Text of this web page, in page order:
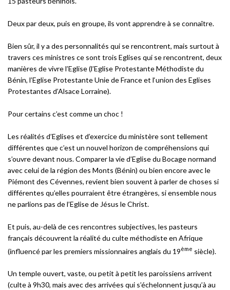
Deux par deux, puis en groupe, ils vont apprendre à se connaître.
Bien sûr, il y a des personnalités qui se rencontrent, mais surtout à
travers ces ministres ce sont trois Eglises qui se rencontrent, deux
manières de vivre l’Eglise (l’Eglise Protestante Méthodiste du
Bénin, l’Eglise Protestante Unie de France et l‘union des Eglises
Protestantes d’Alsace Lorraine).
Pour certains c’est comme un choc !
Les réalités d’Eglises et d’exercice du ministère sont tellement
différentes que c’est un nouvel horizon de compréhensions qui
s’ouvre devant nous. Comparer la vie d’Eglise du Bocage normand
avec celui de la région des Monts (Bénin) ou bien encore avec le
Piémont des Cévennes, revient bien souvent à parler de choses si
différentes qu’elles pourraient être étrangères, si ensemble nous
ne parlions pas de l’Eglise de Jésus le Christ.
Et puis, au-delà de ces rencontres subjectives, les pasteurs
français découvrent la réalité du culte méthodiste en Afrique
(influencé par les premiers missionnaires anglais du 19ème siècle).
Un temple ouvert, vaste, ou petit à petit les paroissiens arrivent
(culte à 9h30, mais avec des arrivées qui s’échelonnent jusqu’à au